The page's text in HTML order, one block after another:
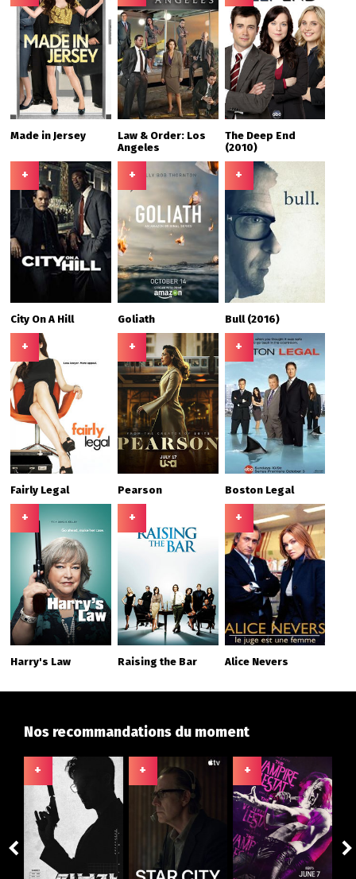
Made in Jersey
Law & Order: Los
Angeles
The Deep End
(2010)
+
City On A Hill
+
Goliath
+
Bull (2016)
+
Fairly Legal
+
Pearson
+
Boston Legal
+
Harry's Law
+
Raising the Bar
+
Alice Nevers
Nos recommandations du moment
+ + +